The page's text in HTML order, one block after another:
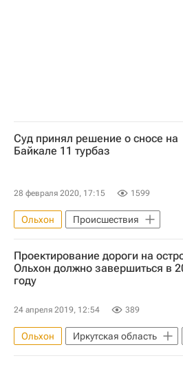
Суд принял решение о сносе на
Байкале 11 турбаз
28 февраля 2020, 17:15 1599
Ольхон
Происшествия
Ольхонский район
Суды
Инфраструктура
Республика Бурятия
Проектирование дороги на
Ольхон должно завершиться в
году
24 апреля 2019, 12:54 389
Ольхон Иркутская область
Дороги
Проект